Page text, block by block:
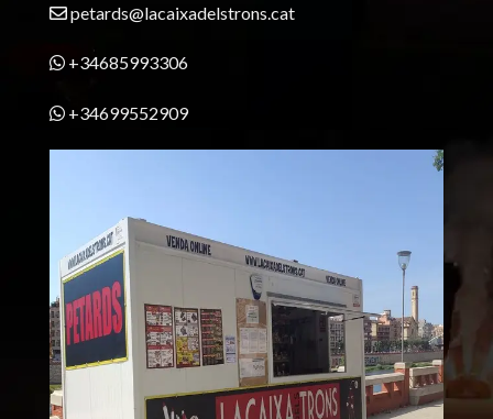
petards@lacaixadelstrons.cat
+34685993306
+34699552909